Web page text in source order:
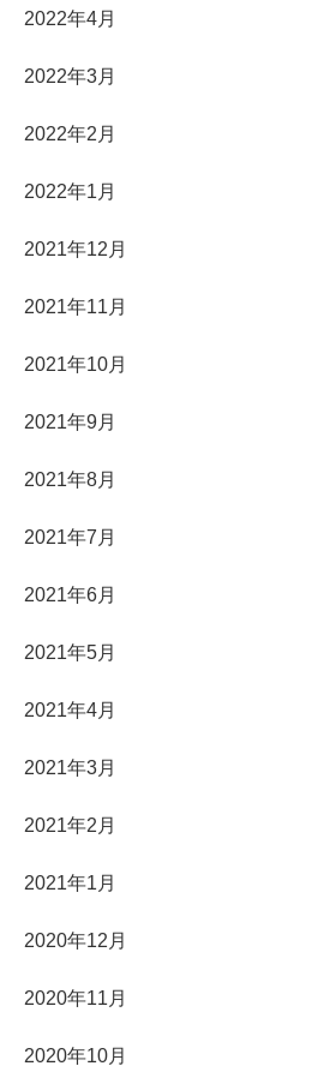
2022年4月
2022年3月
2022年2月
2022年1月
2021年12月
2021年11月
2021年10月
2021年9月
2021年8月
2021年7月
2021年6月
2021年5月
2021年4月
2021年3月
2021年2月
2021年1月
2020年12月
2020年11月
2020年10月